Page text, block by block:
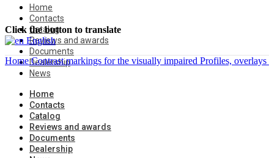
Home
Contacts
Catalog
Reviews and awards
Documents
Dealership
News
Home
Contacts
Catalog
Reviews and awards
Documents
Dealership
Click the button to translate
English
HomeContrast markings for the visually impaired Profiles, overlays